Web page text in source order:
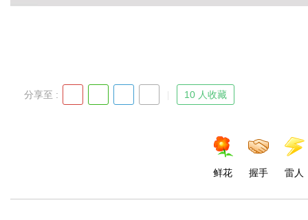
分享至 : 10 人收藏
鲜花 握手 雷人